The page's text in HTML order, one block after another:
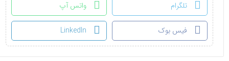
تلگرام
واتس آپ
فیس بوک LinkedIn